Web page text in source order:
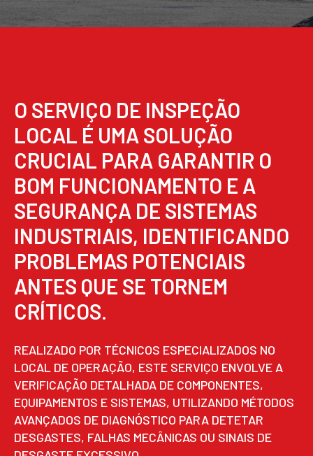
O SERVIÇO DE INSPEÇÃO
LOCAL É UMA SOLUÇÃO
CRUCIAL PARA GARANTIR O
BOM FUNCIONAMENTO E A
SEGURANÇA DE SISTEMAS
INDUSTRIAIS, IDENTIFICANDO
PROBLEMAS POTENCIAIS
ANTES QUE SE TORNEM
CRÍTICOS.
REALIZADO POR TÉCNICOS ESPECIALIZADOS NO
LOCAL DE OPERAÇÃO, ESTE SERVIÇO ENVOLVE A
VERIFICAÇÃO DETALHADA DE COMPONENTES,
EQUIPAMENTOS E SISTEMAS, UTILIZANDO MÉTODOS
AVANÇADOS DE DIAGNÓSTICO PARA DETETAR
DESGASTES, FALHAS MECÂNICAS OU SINAIS DE